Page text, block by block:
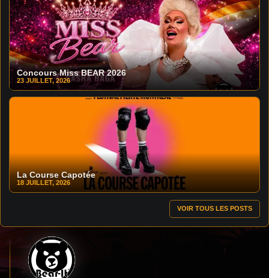
Concours Miss BEAR 2026
23 JUILLET, 2026
La Course Capotée
18 JUILLET, 2026
VOIR TOUS LES POSTS